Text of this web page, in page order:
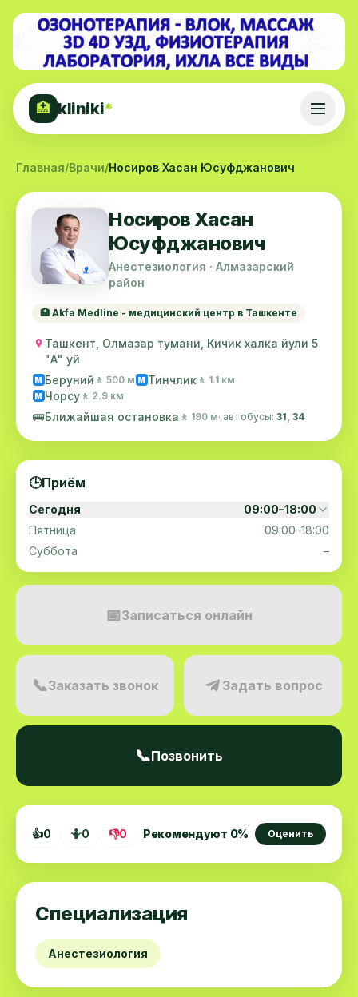
🏥 kliniki*
Главная/Врачи/Носиров Хасан Юсуфджанович
Носиров Хасан
Юсуфджанович
Анестезиология · Алмазарский
район
🏥 Akfa Medline - медицинский центр в Ташкенте
Ташкент, Олмазар тумани, Кичик халка йули 5
"А" уй
M Беруний 🚶 500 м M Тинчлик 🚶 1.1 км
M Чорсу 🚶 2.9 км
🚌Ближайшая остановка 🚶 190 м· автобусы: 31, 34
👍0 🤷0 👎0 Рекомендуют 0% Оценить
Специализация
Анестезиология
🕒Приём
Сегодня
09:00–18:00
Пятница
09:00–18:00
Суббота
–
📅Записаться онлайн
📞Заказать звонок Задать вопрос
📞Позвонить